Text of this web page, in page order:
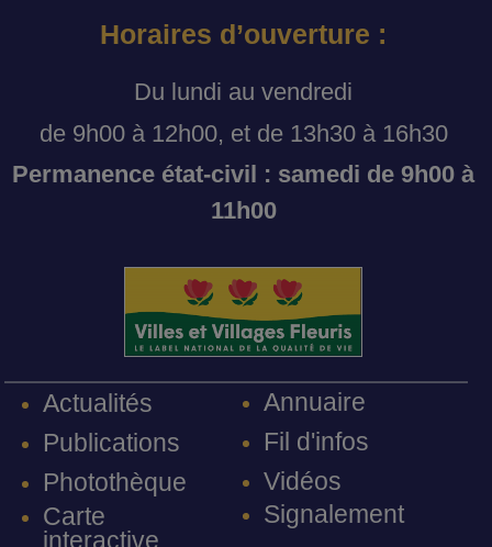
Horaires d’ouverture :
Du lundi au vendredi
de 9h00 à 12h00, et de 13h30 à 16h30
Permanence état-civil : samedi de 9h00 à
11h00
Actualités
Publications
Photothèque
Carte
interactive
Annuaire
Fil d'infos
Vidéos
Signalement